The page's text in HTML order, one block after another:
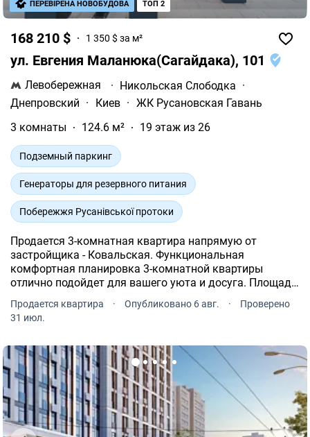
168 210 $ 1 350 $ за м²
ул. Евгения Маланюка(Сагайдака), 101
Левобережная · Никольская Слободка ·
Днепровский · Киев · ЖК Русановская Гавань
3 комнаты
124.6 м² 19 этаж из 26
Подземный паркинг
Генераторы для резервного питания
Побережжя Русанівської протоки
Продается 3-комнатная квартира напрямую от
застройщика - Ковальская. Функциональная
комфортная планировка 3-комнатной квартиры
отлично подойдет для вашего уюта и досуга. Площадь
3-комнатной квартиры - 124.6 м². Квартира
расположена на 19 этаже 26-и этажного дома.
Продается квартира · Опубликовано 6 авг. ·
Проверено
31 июл.
ПЕРЕВІРЕНА НОВОБУДОВА ТОП 2